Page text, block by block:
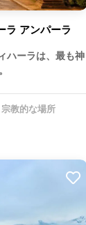
ラ アンパーラ
ハーラは、最も神
宗教的な場所